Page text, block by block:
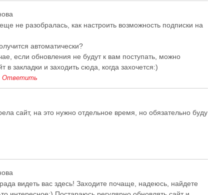
не разобралась, как настроить возможность подписки на
автоматически?
если обновления не будут к вам поступать, можно
в закладки и заходить сюда, когда захочется:)
Ответить
сайт, на это нужно отдельное время, но обязательно буду
видеть вас здесь! Заходите почаще, надеюсь, найдете